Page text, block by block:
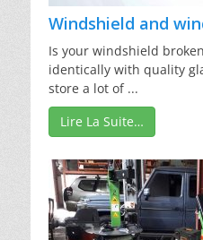
Windshield and
Is your windshield
identically with quality
store a lot of ...
Lire La Suite…